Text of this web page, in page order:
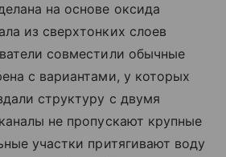
на основе оксида
из сверхтонких слоев
совместили обычные
с вариантами, у которых
структуру с двумя
не пропускают крупные
участки притягивают воду